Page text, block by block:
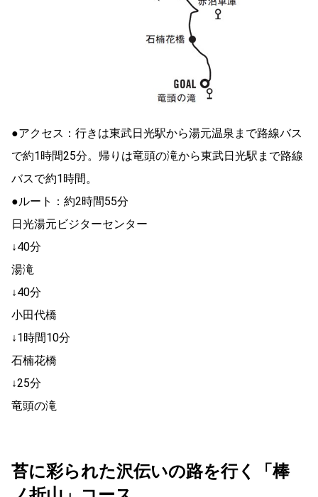
●アクセス：行きは東武日光駅から湯元温泉まで路線バス
で約1時間25分。帰りは竜頭の滝から東武日光駅まで路線
バスで約1時間。
●ルート：約2時間55分
日光湯元ビジターセンター
↓40分
湯滝
↓40分
小田代橋
↓1時間10分
石楠花橋
↓25分
竜頭の滝
苔に彩られた沢伝いの路を行く「棒